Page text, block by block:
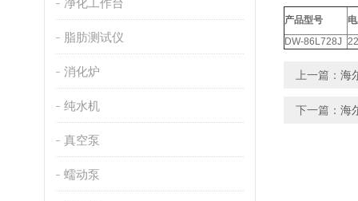
净化工作台
脂肪测试仪
消化炉
纯水机
真空泵
蠕动泵
产品型号
DW-86L728J
上一篇： 海
下一篇： 海